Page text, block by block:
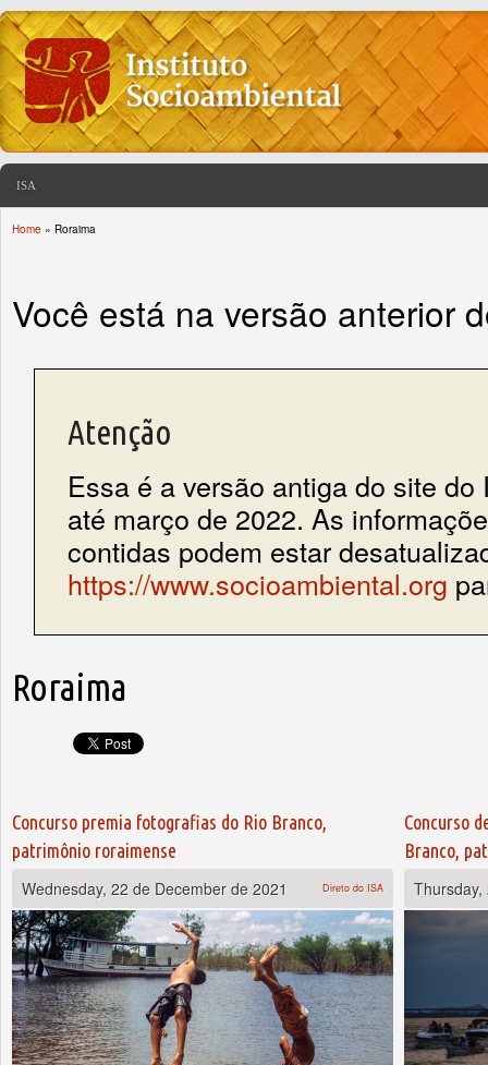
ISA
Home » Roraima
Você está na versão anterior
Atenção
Essa é a versão antiga do site do
até março de 2022. As
contidas podem estar
https://www.socioambiental.org
Roraima
Concurso premia fotografias do Rio Branco,
patrimônio roraimense
Wednesday, 22 de December de 2021
Direto do ISA
Concurso
Branco,
Pages